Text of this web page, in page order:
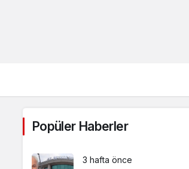
Popüler Haberler
3 hafta önce